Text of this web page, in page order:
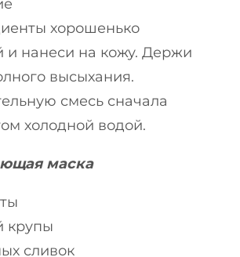
хорошенько
нанеси на кожу. Держи
высыхания.
смесь сначала
холодной водой.
маска
крупы
сливок